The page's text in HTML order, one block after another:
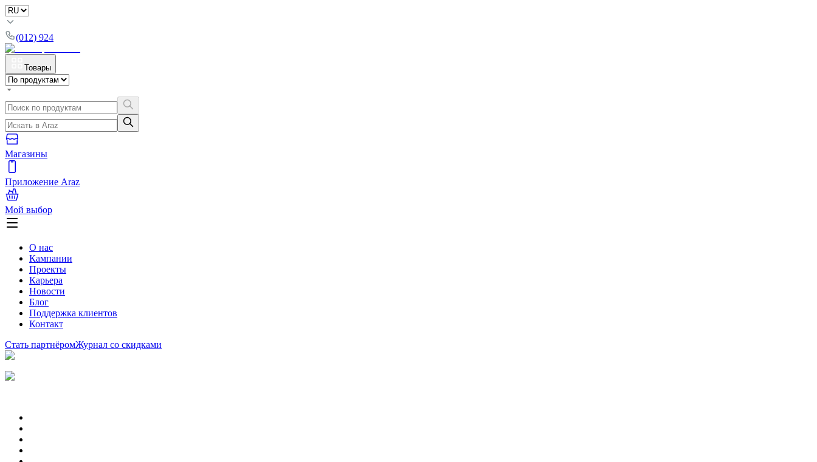
(012) 924
Товары
Магазины
Приложение Araz
Мой выбор
О нас
Кампании
Проекты
Карьера
Новости
Блог
Поддержка клиентов
Контакт
Стать партнёромЖурнал со скидками